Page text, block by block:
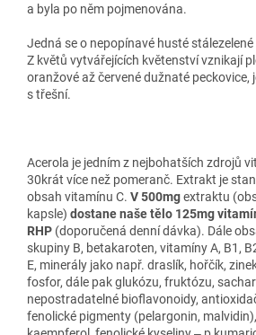
a byla po něm pojmenována.
Jedná se o nepopínavé husté
Z květů vytvářejících květenství vznikají
oranžové až červené dužnaté peckovice,
s třešní.
Acerola je jedním z nejbohatších zdrojů
30krát více než pomeranč. Extrakt je
obsah vitamínu C. V 500mgextraktu
kapsle) dostane naše tělo 125mg
RHP (doporučená denní dávka). Dále
skupiny B, betakaroten, vitamíny A, B1,
E, minerály jako např. draslík, hořčík,
fosfor, dále pak glukózu, fruktózu,
nepostradatelné bioflavonoidy,
fenolické pigmenty (pelargonin,